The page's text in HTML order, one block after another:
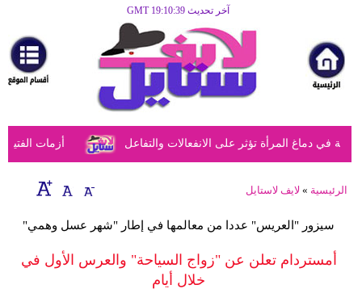
آخر تحديث GMT 19:10:39
مرأة
أزياء
أزياء
إسلامية
ديكور
صحة
أزمات دماغ المرأة تؤثر على الانفعالات والتفاعل
الرئيسية » لايف لاستايل
سيزور "العريس" عددا من معالمها في إطار "شهر عسل وهمي"
أمستردام تعلن عن "زواج السياحة" والعرس الأول في
خلال أيام